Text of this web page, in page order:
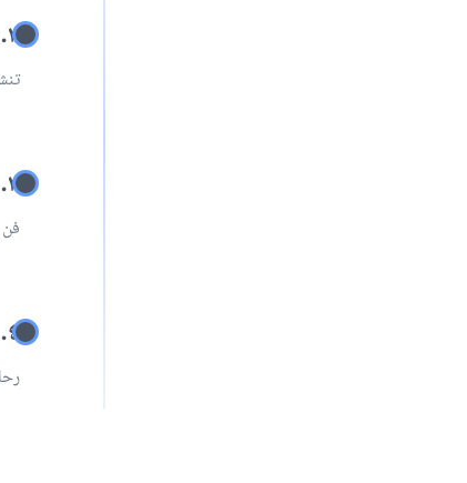
٢. بروتوكول الرعاية المخصصة
٣. المختبر والأمل
٤. الانتقال نحو الحياة